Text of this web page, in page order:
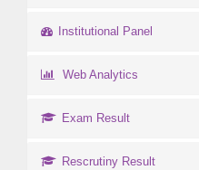
Institutional Panel
Web Analytics
Exam Result
Rescrutiny Result